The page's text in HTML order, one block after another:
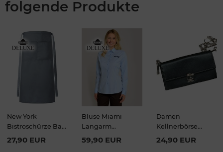
folgende Produkte
New York
Bistroschürze Bag
80x100cm
27,90 EUR
Bluse Miami
Langarm
Bügelfrei
59,90 EUR
Damen
Kellnerbörse
Jennifer
24,90 EUR